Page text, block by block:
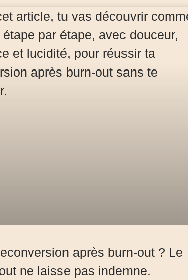
après burn-out ? Le
ne laisse pas indemne.